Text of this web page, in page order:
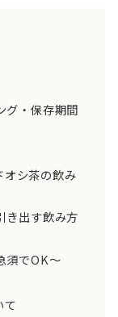
グ・保存期間
オシ茶の飲み
き出す飲み方
須でOK～
て